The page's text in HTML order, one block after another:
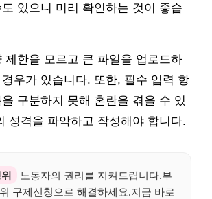
있으니 미리 확인하는 것이 좋습
제한을 모르고 큰 파일을 업로드하
우가 있습니다. 또한, 필수 입력 항
구분하지 못해 혼란을 겪을 수 있
성격을 파악하고 작성해야 합니다.
노동자의 권리를 지켜드립니다.부
구제신청으로 해결하세요.지금 바로